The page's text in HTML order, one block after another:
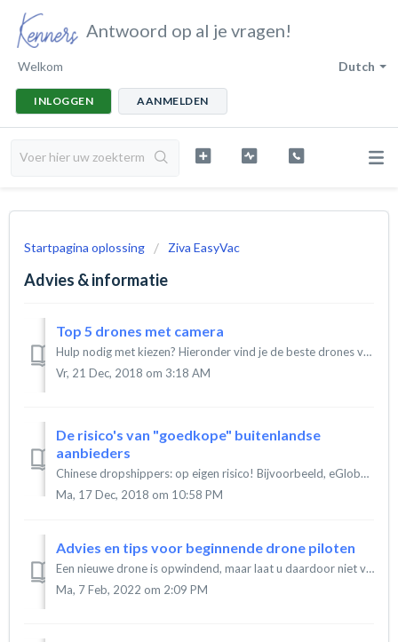
Antwoord op al je vragen!
Dutch
Welkom
INLOGGEN AANMELDEN
Startpagina oplossing Ziva EasyVac
Advies & informatie
Top 5 drones met camera
Hulp nodig met kiezen? Hieronder vind je de beste drones van dit moment op een rijtje met hun specifieke eigenschappen. Wat is de beste drone? Dat hangt hel...
Vr, 21 Dec, 2018 om 3:18 AM
De risico's van "goedkope" buitenlandse
aanbieders
Chinese dropshippers: op eigen risico! Bijvoorbeeld, eGlobal Central is een bedrijf, gevestigd in Hong Kong, dat spullen vanuit China rechtstreeks naar ...
Ma, 17 Dec, 2018 om 10:58 PM
Advies en tips voor beginnende drone piloten
Een nieuwe drone is opwindend, maar laat u daardoor niet verleiden tot overhaaste beslissingen. Het aantal crashes op de eerste dag is helaas erg hoog, e...
Ma, 7 Feb, 2022 om 2:09 PM